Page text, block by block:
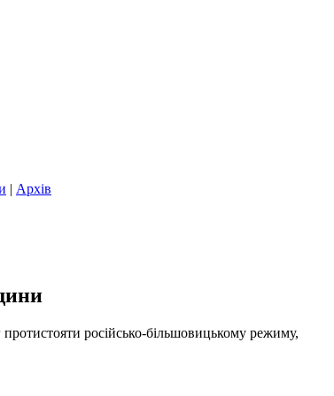
| Архів
російсько-більшовицькому режиму,